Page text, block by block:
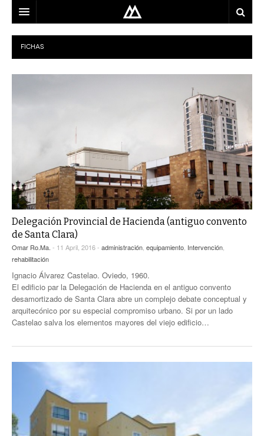
ARQUITECTO
LOCALIZACIÓN
CONTACTO
FICHAS
Delegación Provincial de Hacienda (antiguo convento
de Santa Clara)
Omar Ro.Ma. - 11 April, 2016 - administración equipamiento Intervención
rehabilitación
Ignacio Álvarez Castelao. Oviedo, 1960.
El edificio par la Delegación de Hacienda en el antiguo convento
desamortizado de Santa Clara abre un complejo debate conceptual y
arquitecónico por su especial compromiso urbano. Si por un lado
Castelao salva los elementos mayores del viejo edificio…